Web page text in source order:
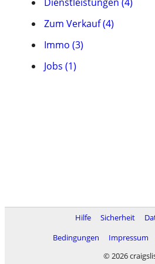
Zum Verkauf (4)
Immo (3)
Jobs (1)
Hilfe Sicherheit
Bedingungen
Impressum
© 2026